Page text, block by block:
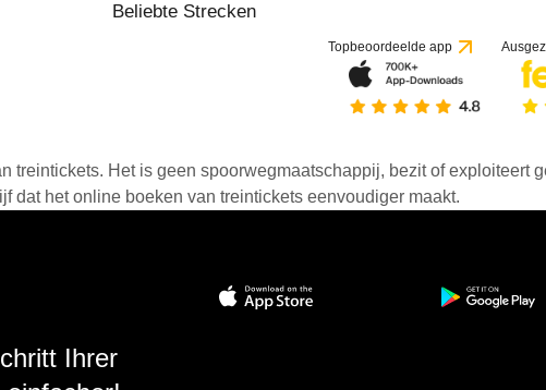
Beliebte Strecken
Topbeoordeelde app
treintickets. Het is geen spoorwegmaatschappij, bezit of exploiteert
dat het online boeken van treintickets eenvoudiger maakt.
Ihrer